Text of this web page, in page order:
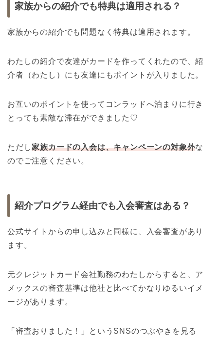
家族からの紹介でも特典は適用される？
家族からの紹介でも問題なく特典は適用されます。
わたしの紹介で友達がカードを作ってくれたので、紹
介者（わたし）にも友達にもポイントが入りました。
お互いのポイントを使ってコンラッドへ泊まりに行き
とっても素敵な滞在ができました♡
ただし家族カードの入会は、キャンペーンの対象外な
のでご注意ください。
紹介プログラム経由でも入会審査はある？
公式サイトからの申し込みと同様に、入会審査があり
ます。
元クレジットカード会社勤務のわたしからすると、ア
メックスの審査基準は他社と比べてかなりゆるいイメ
ージがあります。
「審査おりました！」というSNSのつぶやきを見る